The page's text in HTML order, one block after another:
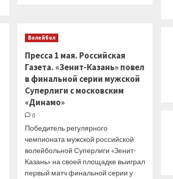
Свёнтек
в
1/8
Волейбол
Пресса 1 мая. Российская
Газета. «Зенит-Казань» повел
в финальной серии мужской
Суперлиги с московским
«Динамо»
0
Победитель регулярного
чемпионата мужской российской
волейбольной Суперлиги «Зенит-
Казань» на своей площадке выиграл
первый матч финальной серии у